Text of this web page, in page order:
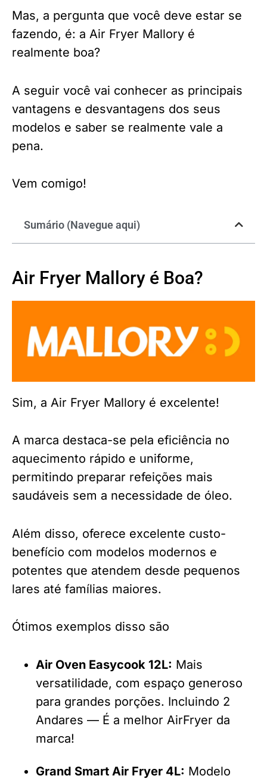
Mas, a pergunta que você deve estar se
fazendo, é: a Air Fryer Mallory é
realmente boa?
A seguir você vai conhecer as principais
vantagens e desvantagens dos seus
modelos e saber se realmente vale a
pena.
Vem comigo!
Sumário (Navegue aqui)
Air Fryer Mallory é Boa?
Sim, a Air Fryer Mallory é excelente!
A marca destaca-se pela eficiência no
aquecimento rápido e uniforme,
permitindo preparar refeições mais
saudáveis sem a necessidade de óleo.
Além disso, oferece excelente custo-
benefício com modelos modernos e
potentes que atendem desde pequenos
lares até famílias maiores.
Ótimos exemplos disso são
Air Oven Easycook 12L: Mais
versatilidade, com espaço generoso
para grandes porções. Incluindo 2
Andares — É a melhor AirFryer da
marca!
Grand Smart Air Fryer 4L: Modelo